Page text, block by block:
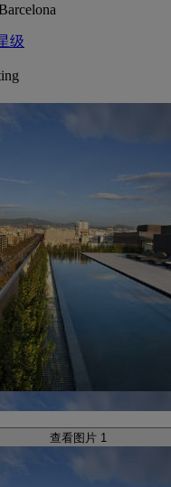
级
查看图片 1